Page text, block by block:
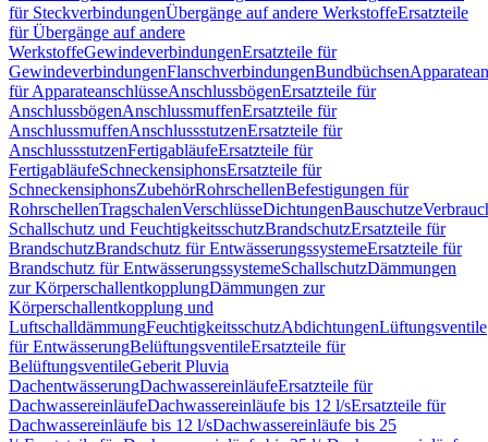
für SteckverbindungenÜbergänge auf andere WerkstoffeErsatzteile
für Übergänge auf andere
WerkstoffeGewindeverbindungenErsatzteile für
GewindeverbindungenFlanschverbindungenBundbüchsen
für ApparateanschlüsseAnschlussbögenErsatzteile für
AnschlussbögenAnschlussmuffenErsatzteile für
AnschlussmuffenAnschlussstutzenErsatzteile für
AnschlussstutzenFertigabläufeErsatzteile für
FertigabläufeSchneckensiphonsErsatzteile für
SchneckensiphonsZubehörRohrschellenBefestigungen für
RohrschellenTragschalenVerschlüsseDichtungenBauschutze
Schallschutz und FeuchtigkeitsschutzBrandschutzErsatzteile für
BrandschutzBrandschutz für EntwässerungssystemeErsatzteile für
Brandschutz für EntwässerungssystemeSchallschutzDämmungen
zur KörperschallentkopplungDämmungen zur
Körperschallentkopplung und
LuftschalldämmungFeuchtigkeitsschutzAbdichtungenLüftungsventile
für EntwässerungBelüftungsventileErsatzteile für
BelüftungsventileGeberit Pluvia
DachentwässerungDachwassereinläufeErsatzteile für
DachwassereinläufeDachwassereinläufe bis 12 l/sErsatzteile für
Dachwassereinläufe bis 12 l/sDachwassereinläufe bis 25